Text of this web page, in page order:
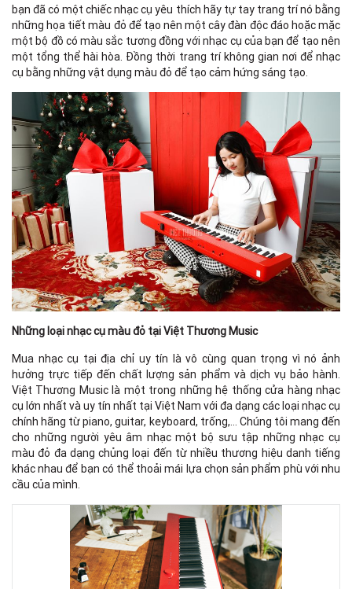
bạn đã có một chiếc nhạc cụ yêu thích hãy tự tay trang trí nó bằng
những họa tiết màu đỏ để tạo nên một cây đàn độc đáo hoặc mặc
một bộ đồ có màu sắc tương đồng với nhạc cụ của bạn để tạo nên
một tổng thể hài hòa. Đồng thời trang trí không gian nơi để nhạc
cụ bằng những vật dụng màu đỏ để tạo cảm hứng sáng tạo.
Những loại nhạc cụ màu đỏ tại Việt Thương Music
Mua nhạc cụ tại địa chỉ uy tín là vô cùng quan trọng vì nó ảnh
hưởng trực tiếp đến chất lượng sản phẩm và dịch vụ bảo hành.
Việt Thương Music là một trong những hệ thống cửa hàng nhạc
cụ lớn nhất và uy tín nhất tại Việt Nam với đa dạng các loại nhạc cụ
chính hãng từ piano, guitar, keyboard, trống,… Chúng tôi mang đến
cho những người yêu âm nhạc một bộ sưu tập những nhạc cụ
màu đỏ đa dạng chủng loại đến từ nhiều thương hiệu danh tiếng
khác nhau để bạn có thể thoải mái lựa chọn sản phẩm phù với nhu
cầu của mình.